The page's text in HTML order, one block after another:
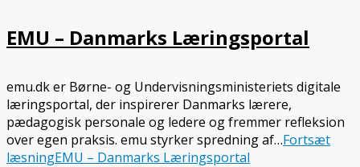
EMU – Danmarks Læringsportal
emu.dk er Børne- og Undervisningsministeriets digitale
læringsportal, der inspirerer Danmarks lærere,
pædagogisk personale og ledere og fremmer refleksion
over egen praksis. emu styrker spredning af…Fortsæt
læsningEMU – Danmarks Læringsportal